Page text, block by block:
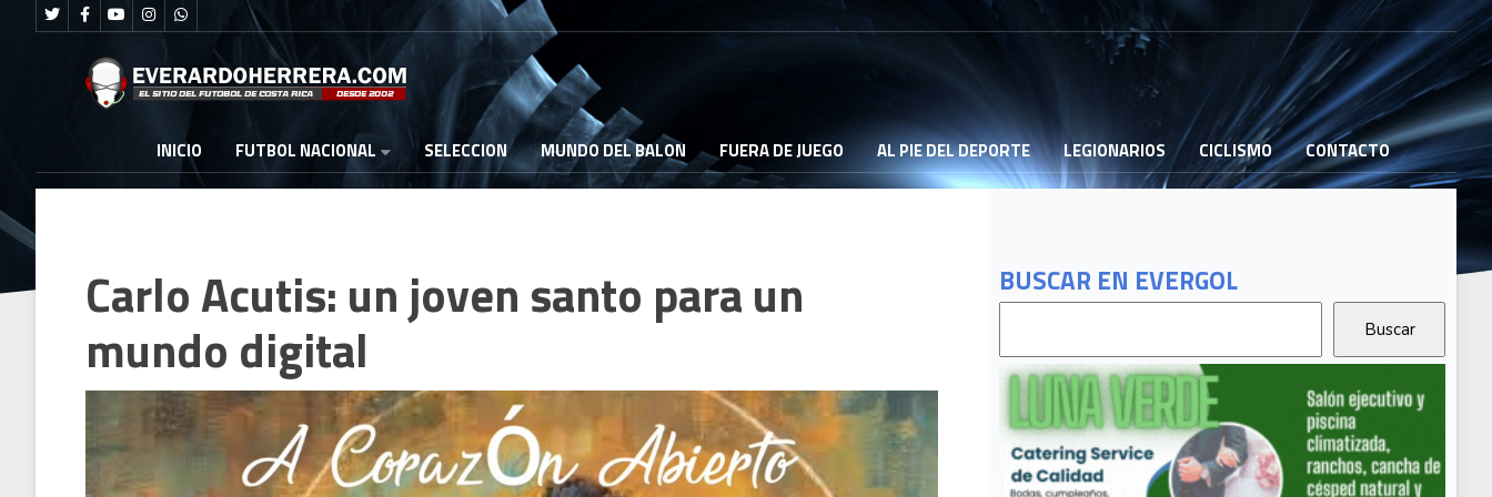
INICIO FUTBOL NACIONAL SELECCION MUNDO DEL BALON FUERA DE JUEGO AL PIE DEL DEPORTE LEGIONARIOS CICLISMO CONTACTO
BUSCAR EN EVERGOL
Carlo Acutis: un joven santo para un
mundo digital